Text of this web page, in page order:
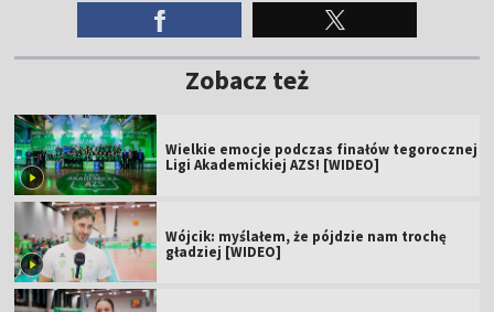
Zobacz też
Wielkie emocje podczas finałów tegorocznej
Ligi Akademickiej AZS! [WIDEO]
Wójcik: myślałem, że pójdzie nam trochę
gładziej [WIDEO]